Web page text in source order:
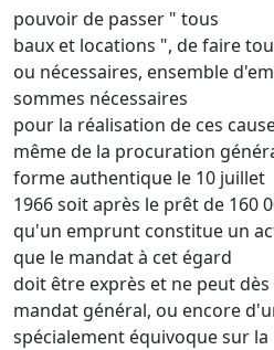
pouvoir de passer " tous
baux et locations ", de faire
ou nécessaires, ensemble
sommes nécessaires
pour la réalisation de ces
même de la procuration
forme authentique le 10 juillet
1966 soit après le prêt de 160
qu'un emprunt constitue un
que le mandat à cet égard
doit être exprès et ne peut
mandat général, ou encore
spécialement équivoque sur la